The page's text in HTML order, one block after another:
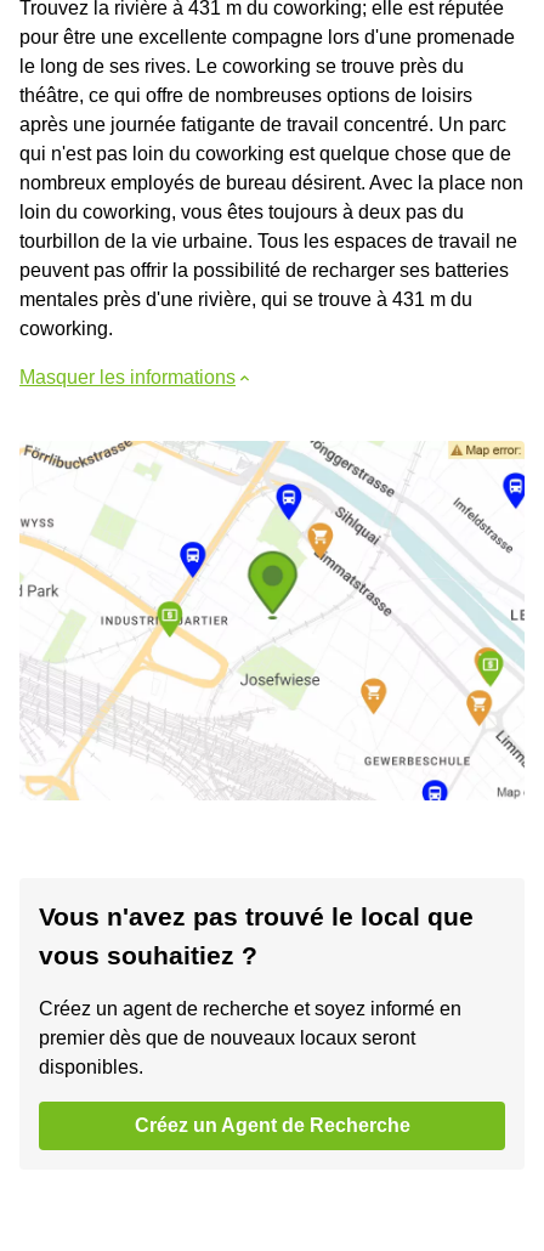
Trouvez la rivière à 431 m du coworking; elle est réputée
pour être une excellente compagne lors d'une promenade
le long de ses rives. Le coworking se trouve près du
théâtre, ce qui offre de nombreuses options de loisirs
après une journée fatigante de travail concentré. Un parc
qui n'est pas loin du coworking est quelque chose que de
nombreux employés de bureau désirent. Avec la place non
loin du coworking, vous êtes toujours à deux pas du
tourbillon de la vie urbaine. Tous les espaces de travail ne
peuvent pas offrir la possibilité de recharger ses batteries
mentales près d'une rivière, qui se trouve à 431 m du
coworking.
Masquer les informations
Vous n'avez pas trouvé le local que
vous souhaitiez ?
Créez un agent de recherche et soyez informé en
premier dès que de nouveaux locaux seront
disponibles.
Créez un Agent de Recherche